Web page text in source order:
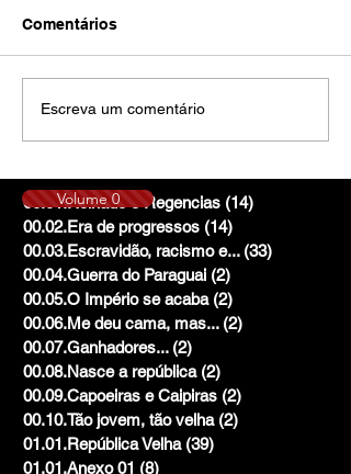
Comentários
Escreva um comentário
00.01.Reinado e Regencias (14)
00.02.Era de progressos (14)
00.03.Escravidão, racismo e... (33)
00.04.Guerra do Paraguai (2)
00.05.O Império se acaba (2)
00.06.Me deu cama, mas... (2)
00.07.Ganhadores... (2)
00.08.Nasce a república (2)
00.09.Capoeiras e Caipiras (2)
00.10.Tão jovem, tão velha (2)
01.01.República Velha (39)
01.01.Anexo 01 (8)
Volume 0